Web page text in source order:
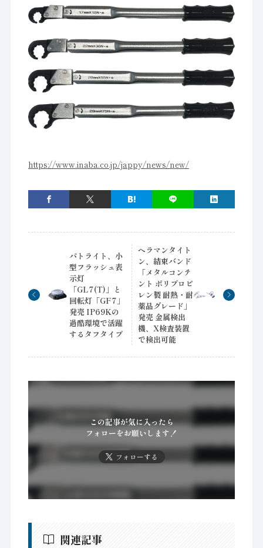
https://www.inaba.co.jp/jappy/news/new/
パトライト、小
型フラッシュ表
示灯
「GL7(T)」と
回転灯「GF7」
発売 IP69Kの
過酷環境で活躍
するタフタイプ
ヘラマンタイト
ン、結束バンド
「メタルコンテ
ント ポリプロピ
レン製 耐熱・耐
薬品グレード」
発売 金属検出
機、X検査装置
で検出可能
この記事が気に入ったら
フォローをお願いします！
フォローする
関連記事